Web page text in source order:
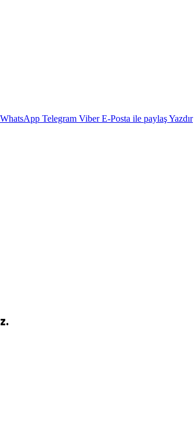
WhatsApp Telegram Viber E-Posta ile paylaşYazdır